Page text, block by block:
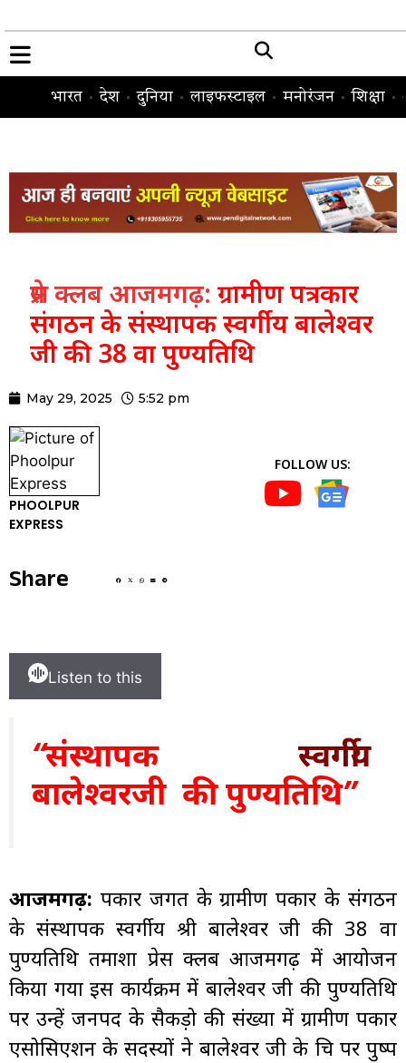
भारत देश दुनिया लाइफस्टाइल मनोरंजन शिक्षा
प्रेस क्लब आजमगढ़: ग्रामीण पत्रकार
संगठन के संस्थापक स्वर्गीय बालेश्वर
जी की 38 वा पुण्यतिथि
May 29, 2025 5:52 pm
PHOOLPUR
EXPRESS
FOLLOW US:
Share
Listen to this
“संस्थापक स्वर्गीय
बालेश्वरजी की पुण्यतिथि”
आजमगढ़: पत्रकार जगत के ग्रामीण पत्रकार के संगठन
के संस्थापक स्वर्गीय श्री बालेश्वर जी की 38 वा
पुण्यतिथि तमाशा प्रेस क्लब आजमगढ़ में आयोजन
किया गया इस कार्यक्रम में बालेश्वर जी की पुण्यतिथि
पर उन्हें जनपद के सैकड़ो की संख्या में ग्रामीण पत्रकार
एसोसिएशन के सदस्यों ने बालेश्वर जी के चित्र पर पुष्प